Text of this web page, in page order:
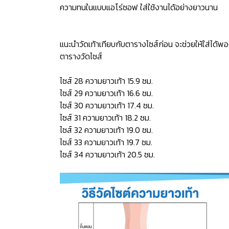
ความทนในแบบแอโร่ซอฟ ใส่ใช้งานได้อย่างยาวนาน
แนะนำวัดเท้าเทียบกับตารางไซส์ก่อน จะช่วยให้ใส่ได้พ
ตารางวัดไซส์
ไซส์ 28 ความยาวเท้า 15.9 ซม.
ไซส์ 29 ความยาวเท้า 16.6 ซม.
ไซส์ 30 ความยาวเท้า 17.4 ซม.
ไซส์ 31 ความยาวเท้า 18.2 ซม.
ไซส์ 32 ความยาวเท้า 19.0 ซม.
ไซส์ 33 ความยาวเท้า 19.7 ซม.
ไซส์ 34 ความยาวเท้า 20.5 ซม.